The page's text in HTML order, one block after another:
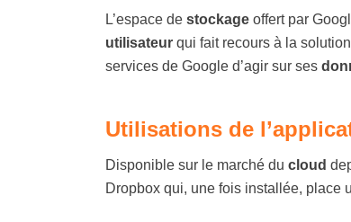
L’espace de stockage offert par
utilisateur qui fait recours à la
services de Google d’agir sur ses
Utilisations de
Disponible sur le marché du cloud
Dropbox qui, une fois installée, place